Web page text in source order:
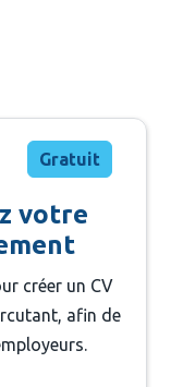
Gratuit
votre
créer un CV
afin de